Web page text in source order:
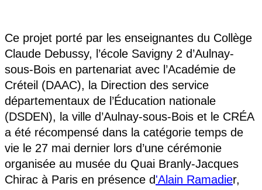
Ce projet porté par les enseignantes du Collège
Claude Debussy, l’école Savigny 2 d’Aulnay-
sous-Bois en partenariat avec l’Académie de
Créteil (DAAC), la Direction des service
départementaux de l’Éducation nationale
(DSDEN), la ville d’Aulnay-sous-Bois et le CRÉA
a été récompensé dans la catégorie temps de
vie le 27 mai dernier lors d’une cérémonie
organisée au musée du Quai Branly-Jacques
Chirac à Paris en présence d'Alain Ramadier,